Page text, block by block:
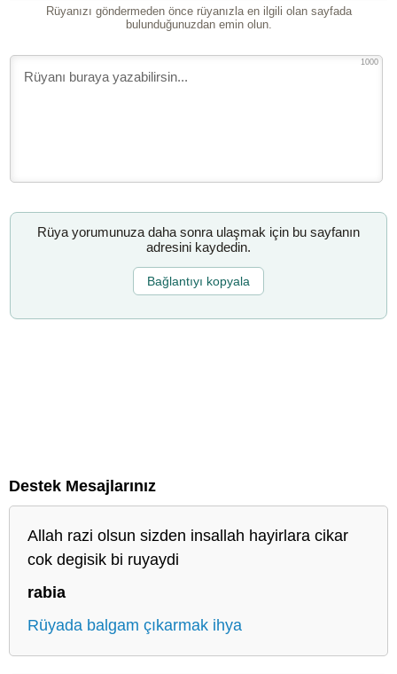
Rüyanızı göndermeden önce rüyanızla en ilgili olan sayfada
bulunduğunuzdan emin olun.
1000
Rüya yorumunuza daha sonra ulaşmak için bu sayfanın
adresini kaydedin.
Bağlantıyı kopyala
Destek Mesajlarınız
Allah razi olsun sizden insallah hayirlara cikar
cok degisik bi ruyaydi
rabia
Rüyada balgam çıkarmak ihya